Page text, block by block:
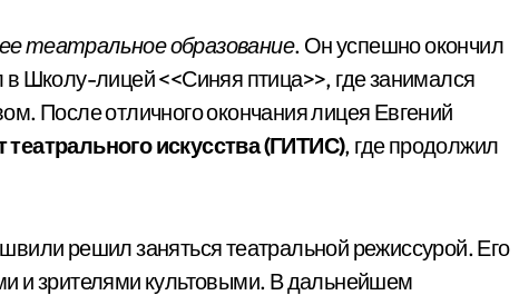
театральное образование. Он успешно окончил
Школу-лицей <<Синяя птица>>, где занимался
После отличного окончания лицея Евгений
искусства (ГИТИС), где продолжил
решил заняться театральной режиссурой. Его
и зрителями культовыми. В дальнейшем